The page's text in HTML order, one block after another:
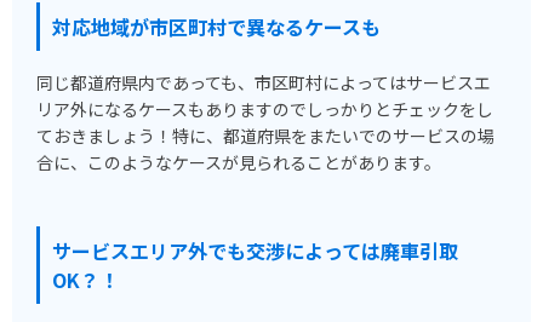
対応地域が市区町村で異なるケースも
同じ都道府県内であっても、市区町村によってはサービスエ
リア外になるケースもありますのでしっかりとチェックをし
ておきましょう！特に、都道府県をまたいでのサービスの場
合に、このようなケースが見られることがあります。
サービスエリア外でも交渉によっては廃車引取
OK？！